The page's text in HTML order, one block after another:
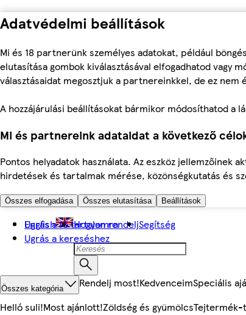
Adatvédelmi beállítások
Mi és 18 partnerünk személyes adatokat, például
elutasítása gombok kiválasztásával elfogadhatod vagy
választásaidat megosztjuk a partnereinkkel, de ez nem
A hozzájárulási beállításokat bármikor módosíthatod a
Mi és partnereink adataidat a következő
Pontos helyadatok használata. Az eszköz jellemzőinek
hirdetések és tartalmak mérése, közönségkutatás és
Összes elfogadása Összes elutasítása Beállítások
Ugrás a fő tartalomra
Ugrás a kereséshez
English Hogyan rendeljSegítség
Összes kategória Rendelj most!KedvenceimSpeciális
Helló suli!Most ajánlott!Zöldség és gyümölcsTejtermék-